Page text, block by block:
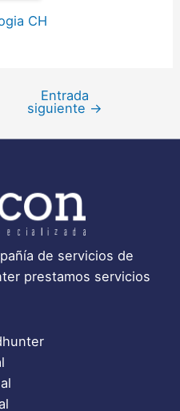
CH
Entrada
siguiente →
de servicios de
prestamos servicios